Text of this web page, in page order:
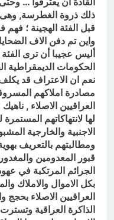
ذلك ذروة الغطرسة, وهى
قبل الفئة الهجينة ؛ فهم
واين تم دفن الاف الضحايا
أليس عجيبا أن ترى الفئة
الحكومات الديمقراطية
نعم ان الاعتراف قد يكلف
مصادرة املاكهم
العراقيين الاصلاء , ناهيك
لها لانتهاكاتهم
الاجنبية والخارجية
ومطالبتهم بالتعريف
قبور المعدومين
الجرائم المرتكبة في
بكل الاموال والاملاك
العراقيين الاصلاء بحجج
الذاكرة العراقية وتسترت